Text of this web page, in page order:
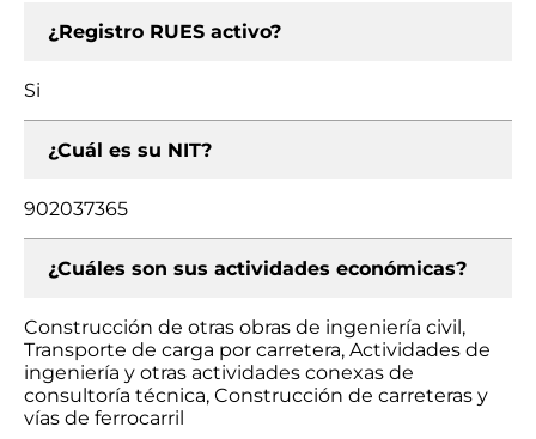
¿Registro RUES activo?
Si
¿Cuál es su NIT?
902037365
¿Cuáles son sus actividades económicas?
Construcción de otras obras de ingeniería civil,
Transporte de carga por carretera, Actividades de
ingeniería y otras actividades conexas de
consultoría técnica, Construcción de carreteras y
vías de ferrocarril